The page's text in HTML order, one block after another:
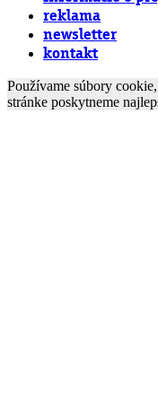
reklama
newsletter
kontakt
Používame súbory
stránke poskytneme